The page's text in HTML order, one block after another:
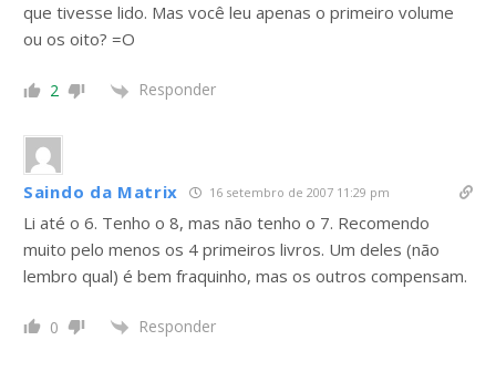
que tivesse lido. Mas você leu apenas o primeiro volume
ou os oito? =O
2 Responder
Saindo da Matrix 16 setembro de 2007 11:29 pm
Li até o 6. Tenho o 8, mas não tenho o 7. Recomendo
muito pelo menos os 4 primeiros livros. Um deles (não
lembro qual) é bem fraquinho, mas os outros compensam.
0 Responder